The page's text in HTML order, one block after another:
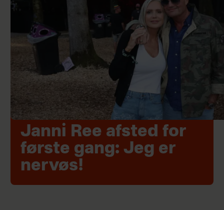
Janni Ree afsted for
første gang: Jeg er
nervøs!